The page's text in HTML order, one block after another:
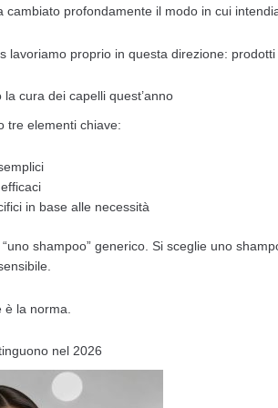
cambiato profondamente il modo in cui
lavoriamo proprio in questa direzione:
cura dei capelli quest’anno
tre elementi chiave:
in base alle necessità
shampoo” generico. Si sceglie uno
la norma.
nel 2026